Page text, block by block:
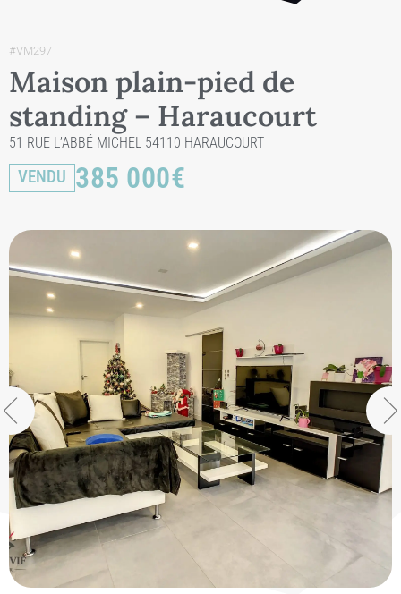
#VM297
Maison plain-pied de
standing – Haraucourt
51 RUE L’ABBÉ MICHEL 54110 HARAUCOURT
VENDU 385 000€